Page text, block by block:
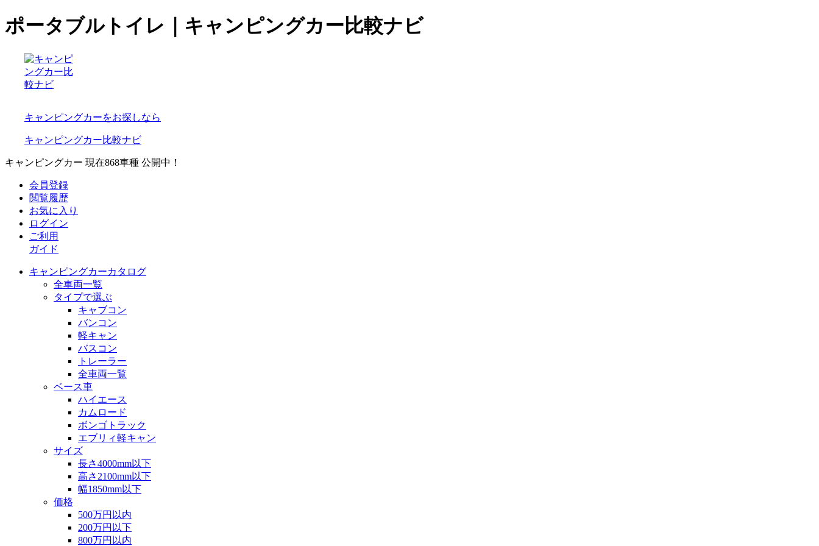
ポータブルトイレ｜キャンピングカー比較ナビ
キャンピングカーをお探しなら
キャンピングカー比較ナビ
キャンピングカー 現在868車種 公開中！
会員登録
閲覧履歴
お気に入り
ログイン
ご利用
ガイド
キャンピングカーカタログ
全車両一覧
タイプで選ぶ
キャブコン
バンコン
軽キャン
バスコン
トレーラー
全車両一覧
ベース車
ハイエース
カムロード
ボンゴトラック
エブリィ軽キャン
サイズ
長さ4000mm以下
高さ2100mm以下
幅1850mm以下
価格
500万円以内
200万円以下
800万円以内